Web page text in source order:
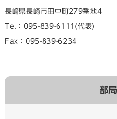
長崎県長崎市田中町279番地4
Tel：095-839-6111 代表
Fax：095-839-6234
部局